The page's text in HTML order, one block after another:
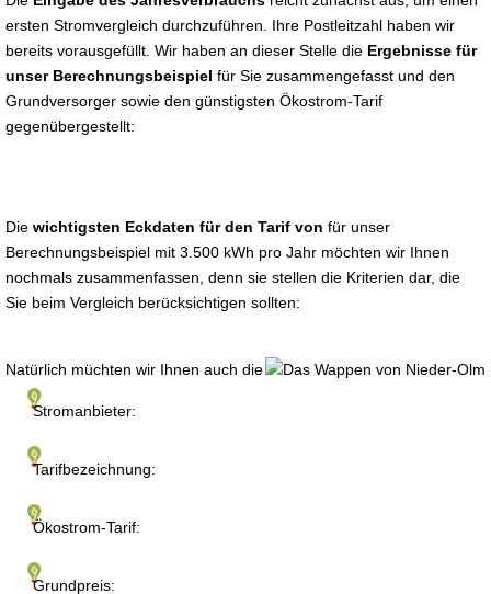
ersten Stromvergleich durchzuführen. Ihre Postleitzahl haben wir
bereits vorausgefüllt. Wir haben an dieser Stelle die Ergebnisse für
unser Berechnungsbeispiel für Sie zusammengefasst und den
Grundversorger sowie den günstigsten Ökostrom-Tarif
gegenübergestellt:
Die wichtigsten Eckdaten für den Tarif von für unser
Berechnungsbeispiel mit 3.500 kWh pro Jahr möchten wir Ihnen
nochmals zusammenfassen, denn sie stellen die Kriterien dar, die
Sie beim Vergleich berücksichtigen sollten:
Stromanbieter:
Tarifbezeichnung:
Ökostrom-Tarif:
Grundpreis:
Natürlich müchten wir Ihnen auch die